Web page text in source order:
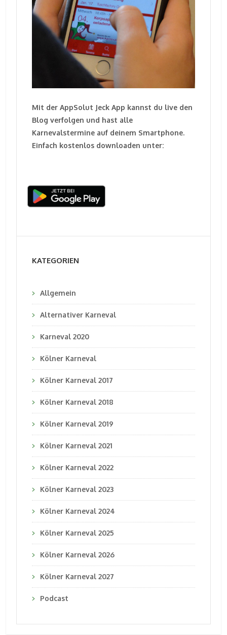
Mit der AppSolut Jeck App kannst du live den
Blog verfolgen und hast alle
Karnevalstermine auf deinem Smartphone.
Einfach kostenlos downloaden unter:
KATEGORIEN
Allgemein
Alternativer Karneval
Karneval 2020
Kölner Karneval
Kölner Karneval 2017
Kölner Karneval 2018
Kölner Karneval 2019
Kölner Karneval 2021
Kölner Karneval 2022
Kölner Karneval 2023
Kölner Karneval 2024
Kölner Karneval 2025
Kölner Karneval 2026
Kölner Karneval 2027
Podcast